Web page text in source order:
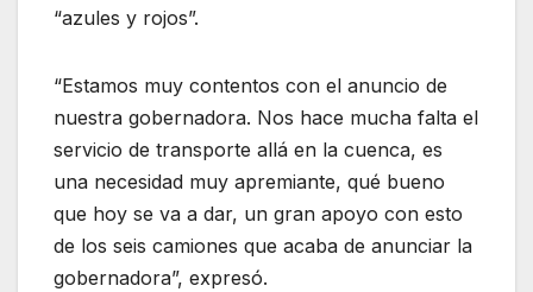
“azules y rojos”.
“Estamos muy contentos con el anuncio de
nuestra gobernadora. Nos hace mucha falta el
servicio de transporte allá en la cuenca, es
una necesidad muy apremiante, qué bueno
que hoy se va a dar, un gran apoyo con esto
de los seis camiones que acaba de anunciar la
gobernadora”, expresó.